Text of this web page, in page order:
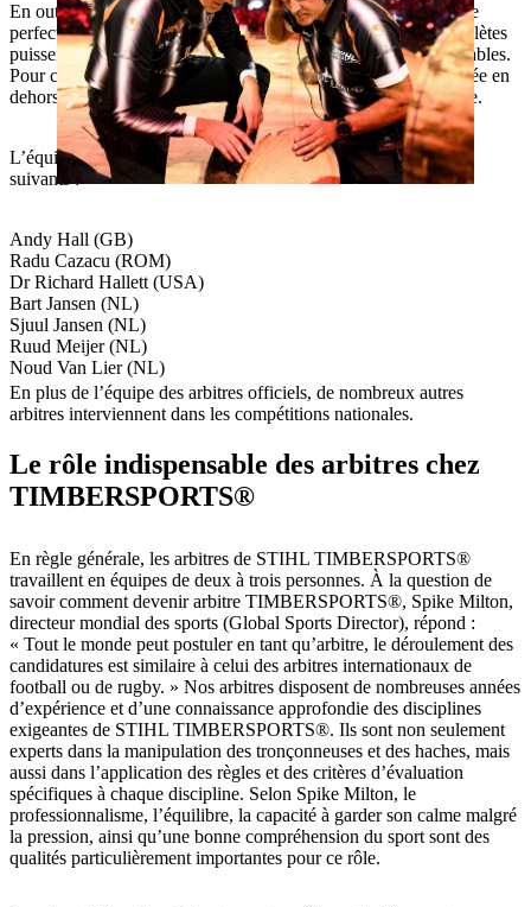
En outre, l’équipe des arbitres officiels s’occupe de revoir et de
perfectionner en permanence le règlement afin que tous les athlètes
puissent participer aux compétitions dans des conditions équitables.
Pour ce faire, les arbitres se réunissent notamment chaque année en
dehors des compétitions pour passer en revue la saison écoulée.
L’équipe des arbitres se compose actuellement des membres
suivants :
Andy Hall (GB)
Radu Cazacu (ROM)
Dr Richard Hallett (USA)
Bart Jansen (NL)
Sjuul Jansen (NL)
Ruud Meijer (NL)
Noud Van Lier (NL)
En plus de l’équipe des arbitres officiels, de nombreux autres
arbitres interviennent dans les compétitions nationales.
Le rôle indispensable des arbitres chez
TIMBERSPORTS®
En règle générale, les arbitres de STIHL TIMBERSPORTS®
travaillent en équipes de deux à trois personnes. À la question de
savoir comment devenir arbitre TIMBERSPORTS®, Spike Milton,
directeur mondial des sports (Global Sports Director), répond :
« Tout le monde peut postuler en tant qu’arbitre, le déroulement des
candidatures est similaire à celui des arbitres internationaux de
football ou de rugby. » Nos arbitres disposent de nombreuses années
d’expérience et d’une connaissance approfondie des disciplines
exigeantes de STIHL TIMBERSPORTS®. Ils sont non seulement
experts dans la manipulation des tronçonneuses et des haches, mais
aussi dans l’application des règles et des critères d’évaluation
spécifiques à chaque discipline. Selon Spike Milton, le
professionnalisme, l’équilibre, la capacité à garder son calme malgré
la pression, ainsi qu’une bonne compréhension du sport sont des
qualités particulièrement importantes pour ce rôle.